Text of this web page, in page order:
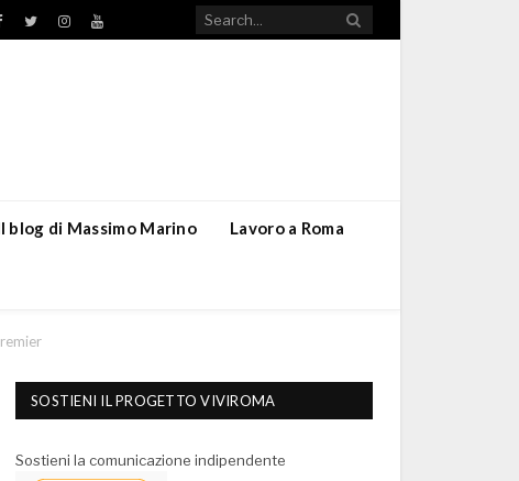
Facebook
TwitterInstagramYouTube
blog di Massimo Marino Lavoro a Roma
SOSTIENI IL PROGETTO VIVIROMA
Sostieni la comunicazione indipendente